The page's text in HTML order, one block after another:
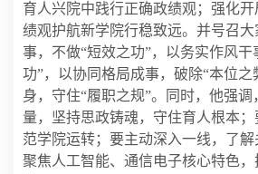
育人兴院中践行正确政绩观；强化
绩观护航新学院行稳致远。并号召
事，不做“短效之功”，以务实作风干
功”，以协同格局成事，破除“本位之
身，守住“履职之规”。同时，他强
量，坚持思政铸魂，守住育人根本
范学院运转；要主动深入一线，了
聚焦人工智能、通信电子核心特色